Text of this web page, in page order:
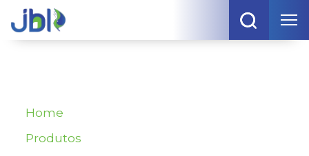
Home
Produtos